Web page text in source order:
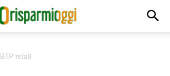
BTP retail